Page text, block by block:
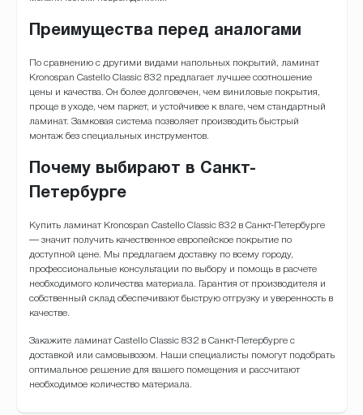
Преимущества перед аналогами
По сравнению с другими видами напольных покрытий, ламинат
Kronospan Castello Classic 832 предлагает лучшее соотношение
цены и качества. Он более долговечен, чем виниловые покрытия,
проще в уходе, чем паркет, и устойчивее к влаге, чем стандартный
ламинат. Замковая система позволяет производить быстрый
монтаж без специальных инструментов.
Почему выбирают в Санкт-
Петербурге
Купить ламинат Kronospan Castello Classic 832 в Санкт-Петербурге
— значит получить качественное европейское покрытие по
доступной цене. Мы предлагаем доставку по всему городу,
профессиональные консультации по выбору и помощь в расчете
необходимого количества материала. Гарантия от производителя и
собственный склад обеспечивают быструю отгрузку и уверенность в
качестве.
Закажите ламинат Castello Classic 832 в Санкт-Петербурге с
доставкой или самовывозом. Наши специалисты помогут подобрать
оптимальное решение для вашего помещения и рассчитают
необходимое количество материала.